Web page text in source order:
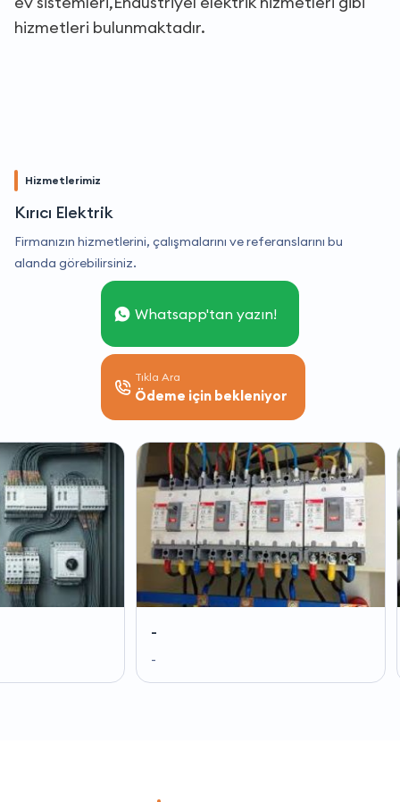
hizmetleri bulunmaktadır.
Hizmetlerimiz
Kırıcı Elektrik
Firmanızın hizmetlerini, çalışmalarını ve referanslarını bu
alanda görebilirsiniz.
Whatsapp'tan yazın!
Tıkla Ara
Ödeme için bekleniyor